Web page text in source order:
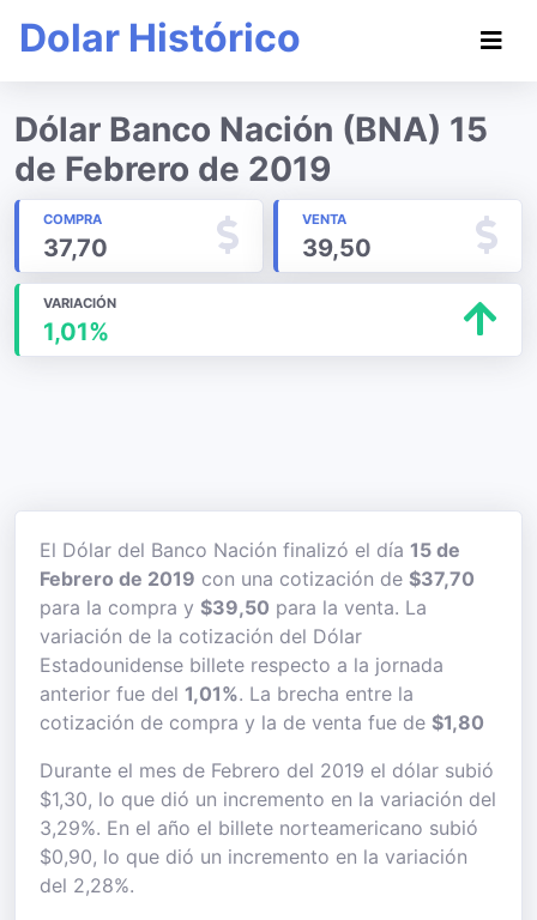
Dolar Histórico
Dólar Banco Nación (BNA) 15
de Febrero de 2019
COMPRA
37,70
VENTA
39,50
VARIACIÓN
1,01%
El Dólar del Banco Nación finalizó el día 15 de
Febrero de 2019 con una cotización de $37,70
para la compra y $39,50 para la venta. La
variación de la cotización del Dólar
Estadounidense billete respecto a la jornada
anterior fue del 1,01%. La brecha entre la
cotización de compra y la de venta fue de $1,80
Durante el mes de Febrero del 2019 el dólar subió
$1,30, lo que dió un incremento en la variación del
3,29%. En el año el billete norteamericano subió
$0,90, lo que dió un incremento en la variación
del 2,28%.